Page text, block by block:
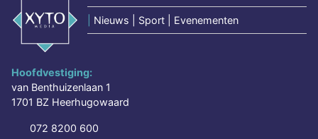
Nieuws | Sport | Evenementen
Hoofdvestiging:
van Benthuizenlaan 1
1701 BZ Heerhugowaard
072 8200 600